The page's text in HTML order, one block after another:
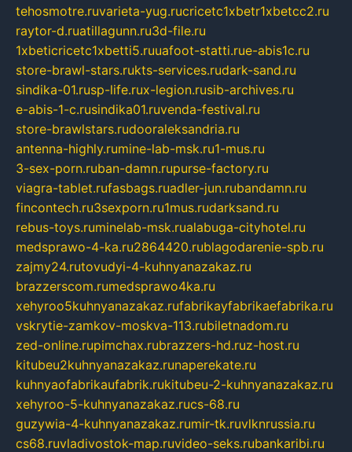
tehosmotre.ruvarieta-yug.rucricetc1xbetr1xbetcc2.ru
raytor-d.ruatillagunn.ru3d-file.ru
1xbeticricetc1xbetti5.ruuafoot-statti.rue-abis1c.ru
store-brawl-stars.rukts-services.rudark-sand.ru
sindika-01.rusp-life.rux-legion.rusib-archives.ru
e-abis-1-c.rusindika01.ruvenda-festival.ru
store-brawlstars.rudooraleksandria.ru
antenna-highly.rumine-lab-msk.ru1-mus.ru
3-sex-porn.ruban-damn.rupurse-factory.ru
viagra-tablet.rufasbags.ruadler-jun.rubandamn.ru
fincontech.ru3sexporn.ru1mus.rudarksand.ru
rebus-toys.ruminelab-msk.rualabuga-cityhotel.ru
medsprawo-4-ka.ru2864420.rublagodarenie-spb.ru
zajmy24.rutovudyi-4-kuhnyanazakaz.ru
brazzerscom.rumedsprawo4ka.ru
xehyroo5kuhnyanazakaz.rufabrikayfabrikaefabrika.ru
vskrytie-zamkov-moskva-113.rubiletnadom.ru
zed-online.rupimchax.rubrazzers-hd.ruz-host.ru
kitubeu2kuhnyanazakaz.runaperekate.ru
kuhnyaofabrikaufabrik.rukitubeu-2-kuhnyanazakaz.ru
xehyroo-5-kuhnyanazakaz.rucs-68.ru
guzywia-4-kuhnyanazakaz.rumir-tk.ruvlknrussia.ru
cs68.ruvladivostok-map.ruvideo-seks.rubankaribi.ru